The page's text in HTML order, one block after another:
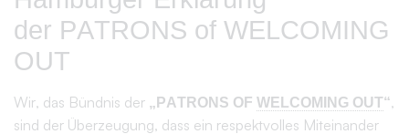
ein Movement anzustoßen. Das wollen wir als
Organisationen unterstützen und haben uns daher zu
einem Bündnis zusammengeschlossen: Den
Uns verbindet der Standpunkt, dass solch ein